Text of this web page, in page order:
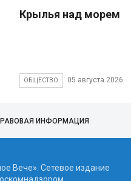
Крылья над морем
ОБЩЕСТВО 05 августа 2026
ИНФОРМАЦИЯ
Вече». Сетевое издание